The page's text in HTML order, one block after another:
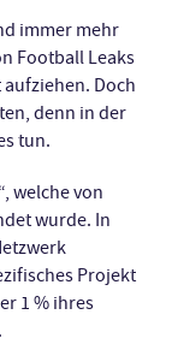
immer mehr
Football Leaks
Doch
denn in der
tun.
welche von
wurde. In
Projekt
1 % ihres